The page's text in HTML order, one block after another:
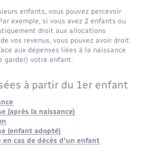
enfants, vous pouvez percevoir
exemple, si vous avez 2 enfants ou
droit aux allocations
vos revenus, vous pouvez avoir droit
aux dépenses liées à la naissance
garder) votre enfant.
à partir du 1er enfant
(après la naissance)
(enfant adopté)
en cas de décès d'un enfant